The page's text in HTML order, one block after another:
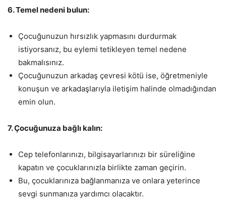
6. Temel nedeni bulun:
Çocuğunuzun hırsızlık yapmasını durdurmak
istiyorsanız, bu eylemi tetikleyen temel nedene
bakmalısınız.
Çocuğunuzun arkadaş çevresi kötü ise, öğretmeniyle
konuşun ve arkadaşlarıyla iletişim halinde olmadığından
emin olun.
7. Çocuğunuza bağlı kalın:
Cep telefonlarınızı, bilgisayarlarınızı bir süreliğine
kapatın ve çocuklarınızla birlikte zaman geçirin.
Bu, çocuklarınıza bağlanmanıza ve onlara yeterince
sevgi sunmanıza yardımcı olacaktır.